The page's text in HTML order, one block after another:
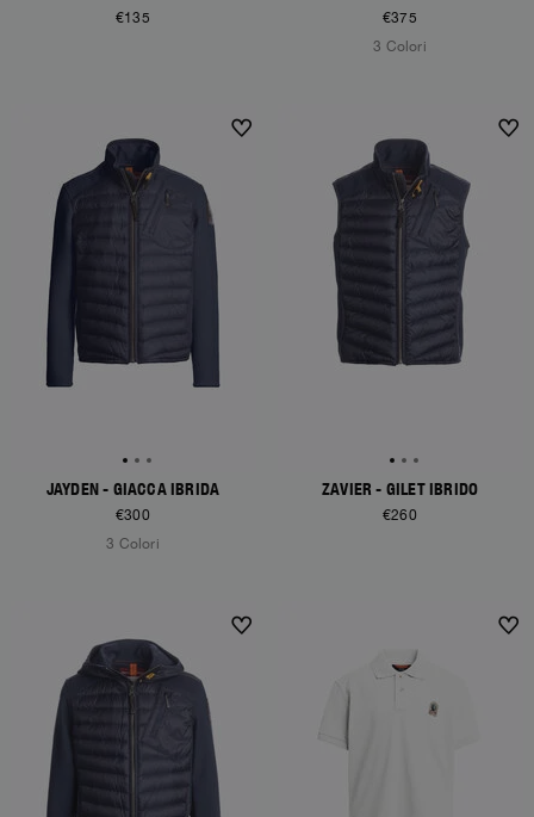
€135
€375
3 Colori
JAYDEN - GIACCA IBRIDA
€300
3 Colori
ZAVIER - GILET IBRIDO
€260